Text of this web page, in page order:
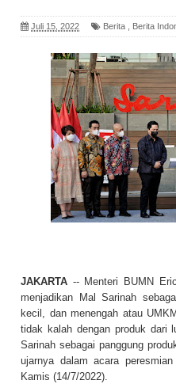
Juli 15, 2022 Berita Berita
JAKARTA -- Menteri BUMN
menjadikan Mal Sarinah
kecil, dan menengah atau
tidak kalah dengan produk dari
Sarinah sebagai panggung
ujarnya dalam acara
Kamis (14/7/2022).